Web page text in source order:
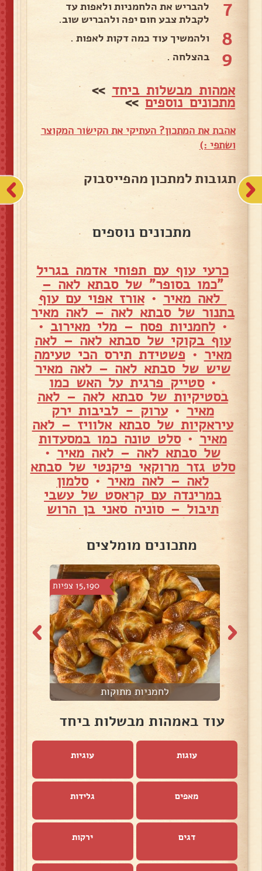
7
להבריש את הלחמניות ולאפות עד
לקבלת צבע חום יפה ולהבריש שוב.
8 ולהמשיך עוד כמה דקות לאפות .
9 בהצלחה .
אמהות מבשלות ביחד >>
מתכונים נוספים>>
אהבת את המתכון? העתיקי את הקישור המקוצר
ושתפי :)
תגובות למתכון מהפייסבוק
מתכונים נוספים
כרעי עוף עם תפוחי אדמה בגריל
"כמו בסופר" של סבתא לאה –
לאה מאיר •אורז אפוי עם עוף
בתנור של סבתא לאה – לאה מאיר
•לחמניות פסח – מלי מאירוב •
עוף בקוקי של סבתא לאה – לאה
מאיר • פשטידת תירס הכי טעימה
שיש של סבתא לאה – לאה מאיר
•סטייק פרגית על האש כמו
בסטיקיות של סבתא לאה – לאה
מאיר •ערוק - לביבות ירק
עיראקיות של סבתא אלוויז – לאה
מאיר •סלט טונה כמו במסעדות
של סבתא לאה – לאה מאיר •
סלט גזר מרוקאי פיקנטי של סבתא
לאה – לאה מאיר •סלמון
במרינדה עם קראסט של עשבי
תיבול – סוניה סאני בן הרוש
מתכונים מומלצים
15,190 צפיות
לחמניות מתוקות
עוד באמהות מבשלות ביחד
עוגות עוגיות
מאפים גלידות
דגים ירקות